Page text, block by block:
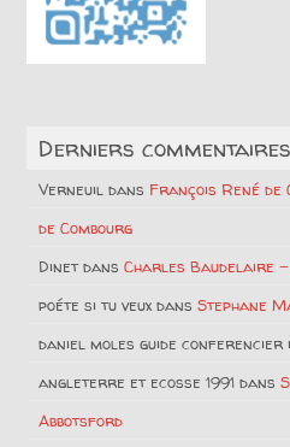
Derniers commentaires
Verneuil dans François René de
de Combourg
DinetdansCharles Baudelaire
poéte si tu veux dansStephane
daniel moles guide
angleterre et ecosse 1991 dans
Abbotsford